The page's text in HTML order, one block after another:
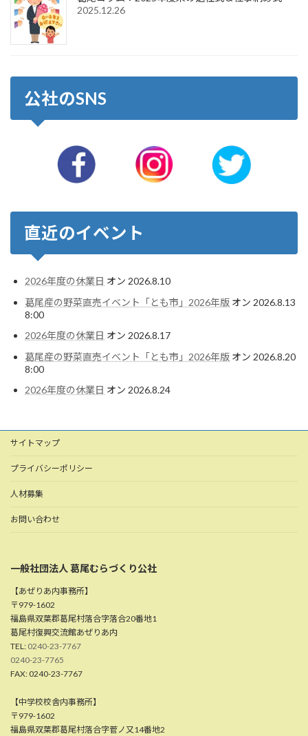
2025.12.26
公社のSNS
直近のイベント
2026年度の休業日 オン 2026.8.10
葛尾産の野菜直売イベント「とも市」2026年版 オン 2026.8.13
8:00
2026年度の休業日 オン 2026.8.17
葛尾産の野菜直売イベント「とも市」2026年版 オン 2026.8.20
8:00
2026年度の休業日 オン 2026.8.24
サイトマップ
プライバシーポリシー
人材募集
お問い合わせ
一般社団法人 葛尾むらづくり公社
【あぜりあ内事務所】
〒979-1602
福島県双葉郡葛尾村落合字落合20番地1
葛尾村復興交流館あぜりあ内
TEL: 0240-23-7767
0240-23-7765
FAX: 0240-23-7767
【中学校校舎内事務所】
〒979-1602
福島県双葉郡葛尾村落合字菅ノ又14番地2